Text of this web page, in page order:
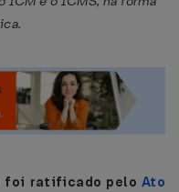
foi ratificado pelo Ato